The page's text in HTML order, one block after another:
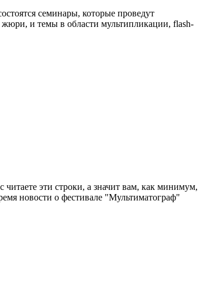
семинары, которые проведут
и темы в области мультипликации, flash-
эти строки, а значит вам, как минимум,
новости о фестивале "Мультиматограф"